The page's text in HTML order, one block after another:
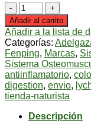
Te
Verde
-
lychee
(20
tisana)
Liu
Fenping
cantidad
Añadir al carrito
Añadir a la lista de
Categorías:
Fenping, Marcas,
Sistema
antiinflamatorio,
digestion, envio,
tienda-naturista
Descripción